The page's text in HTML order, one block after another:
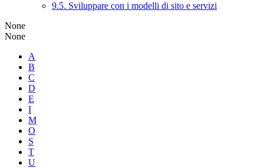
9.5. Sviluppare con i modelli di sito e servizi
None
None
A
B
C
D
E
I
M
O
S
T
U